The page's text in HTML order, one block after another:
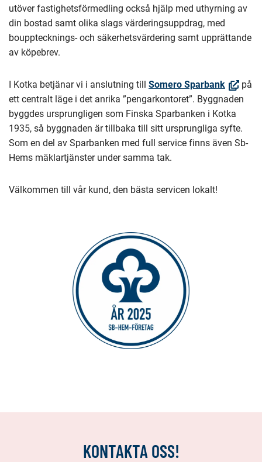
utöver fastighetsförmedling också hjälp med uthyrning av
din bostad samt olika slags värderingsuppdrag, med
boupptecknings- och säkerhetsvärdering samt upprättande
av köpebrev.
I Kotka betjänar vi i anslutning till Somero Sparbank(Öppnas
i
nytt
fönster,
Du
på
ett centralt läge i det anrika ”pengarkontoret”. Byggnaden
byggdes ursprungligen som Finska Sparbanken i Kotka
1935, så byggnaden är tillbaka till sitt ursprungliga syfte.
Som en del av Sparbanken med full service finns även Sb-
Hems mäklartjänster under samma tak.
Välkommen till vår kund, den bästa servicen lokalt!
KONTAKTA OSS!